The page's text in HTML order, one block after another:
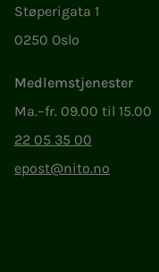
Støperigata 1
0250 Oslo
Medlemstjenester
Ma.–fr. 09.00 til 15.00
22 05 35 00
epost@nito.no